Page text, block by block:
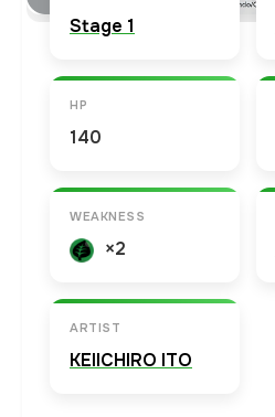
Stage 1
HP
140
WEAKNESS
×2
ARTIST
KEIICHIRO ITO